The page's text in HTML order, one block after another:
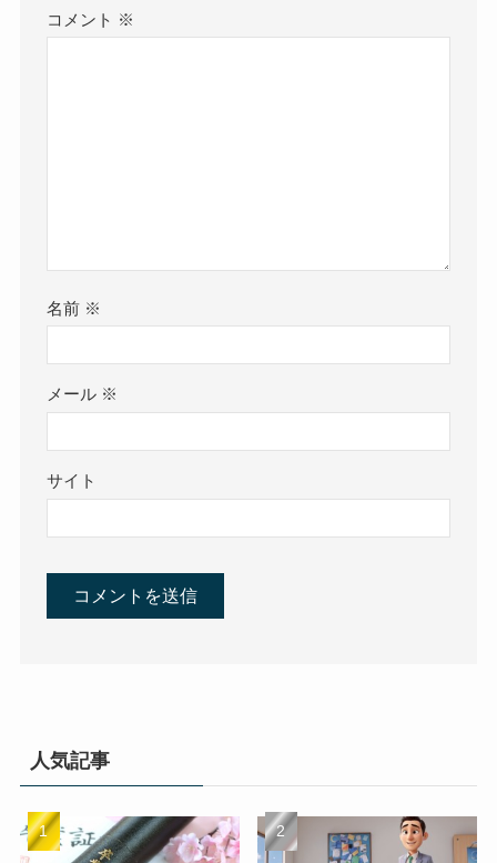
コメント ※
名前 ※
メール ※
サイト
人気記事